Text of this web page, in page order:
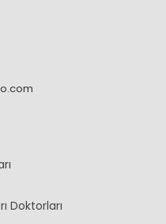
Doktorları